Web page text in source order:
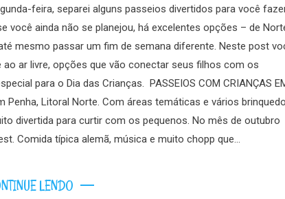
feira, separei alguns passeios divertidos para você
você ainda não se planejou, há excelentes opções – de
mesmo passar um fim de semana diferente. Neste post
ar livre, opções que vão conectar seus filhos com os
para o Dia das Crianças. PASSEIOS COM CRIANÇAS
Penha, Litoral Norte. Com áreas temáticas e vários
divertida para curtir com os pequenos. No mês de outubro
Comida típica alemã, música e muito chopp que…
LENDO